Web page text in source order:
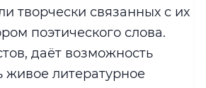
творчески связанных с их
поэтического слова.
даёт возможность
живое литературное